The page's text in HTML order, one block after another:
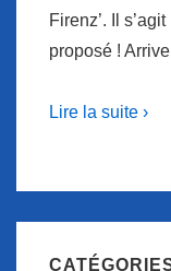
Firenz’. Il
proposé !
Lire la suite ›